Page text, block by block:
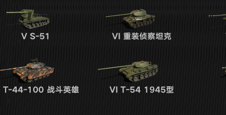
V S-51 VI 重装侦察坦克
T-44-100 战斗英雄 VI T-54 1945型